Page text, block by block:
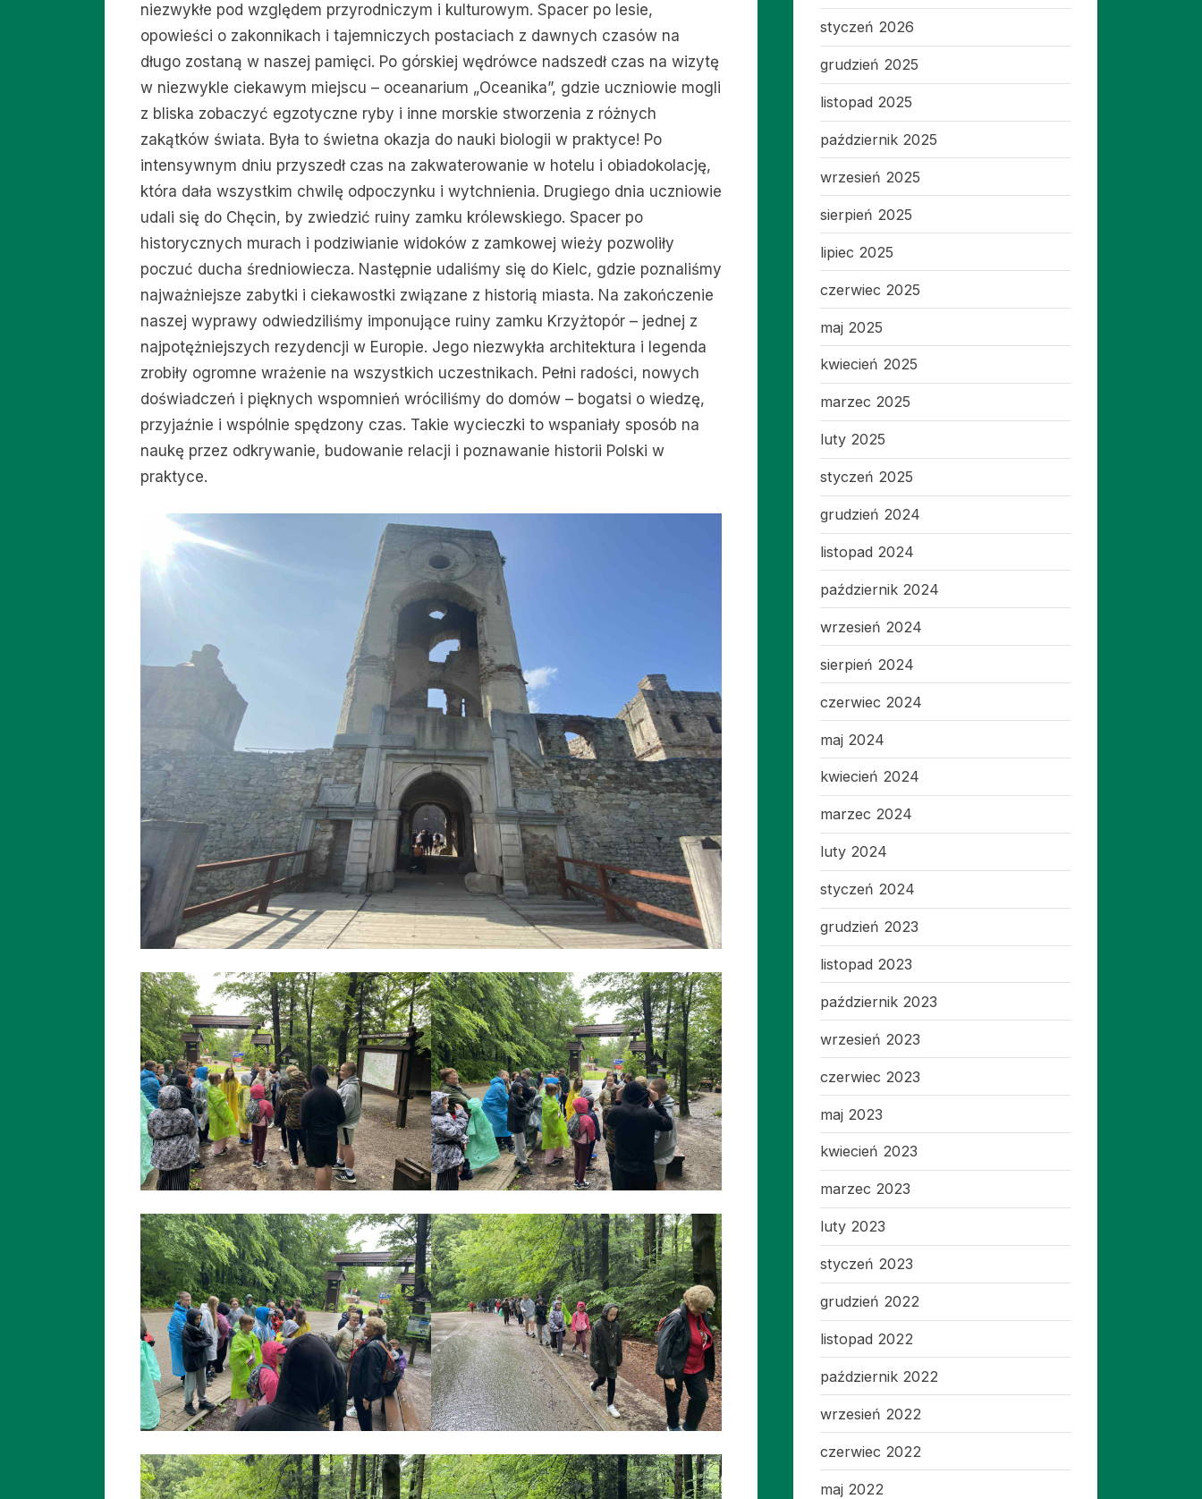
niezwykłe pod względem przyrodniczym i kulturowym. Spacer po lesie,
opowieści o zakonnikach i tajemniczych postaciach z dawnych czasów na
długo zostaną w naszej pamięci. Po górskiej wędrówce nadszedł czas na wizytę
w niezwykle ciekawym miejscu – oceanarium „Oceanika”, gdzie uczniowie mogli
z bliska zobaczyć egzotyczne ryby i inne morskie stworzenia z różnych
zakątków świata. Była to świetna okazja do nauki biologii w praktyce! Po
intensywnym dniu przyszedł czas na zakwaterowanie w hotelu i obiadokolację,
która dała wszystkim chwilę odpoczynku i wytchnienia. Drugiego dnia uczniowie
udali się do Chęcin, by zwiedzić ruiny zamku królewskiego. Spacer po
historycznych murach i podziwianie widoków z zamkowej wieży pozwoliły
poczuć ducha średniowiecza. Następnie udaliśmy się do Kielc, gdzie poznaliśmy
najważniejsze zabytki i ciekawostki związane z historią miasta. Na zakończenie
naszej wyprawy odwiedziliśmy imponujące ruiny zamku Krzyżtopór – jednej z
najpotężniejszych rezydencji w Europie. Jego niezwykła architektura i legenda
zrobiły ogromne wrażenie na wszystkich uczestnikach. Pełni radości, nowych
doświadczeń i pięknych wspomnień wróciliśmy do domów – bogatsi o wiedzę,
przyjaźnie i wspólnie spędzony czas. Takie wycieczki to wspaniały sposób na
naukę przez odkrywanie, budowanie relacji i poznawanie historii Polski w
praktyce.
styczeń 2026
grudzień 2025
listopad 2025
październik 2025
wrzesień 2025
sierpień 2025
lipiec 2025
czerwiec 2025
maj 2025
kwiecień 2025
marzec 2025
luty 2025
styczeń 2025
grudzień 2024
listopad 2024
październik 2024
wrzesień 2024
sierpień 2024
czerwiec 2024
maj 2024
kwiecień 2024
marzec 2024
luty 2024
styczeń 2024
grudzień 2023
listopad 2023
październik 2023
wrzesień 2023
czerwiec 2023
maj 2023
kwiecień 2023
marzec 2023
luty 2023
styczeń 2023
grudzień 2022
listopad 2022
październik 2022
wrzesień 2022
czerwiec 2022
maj 2022